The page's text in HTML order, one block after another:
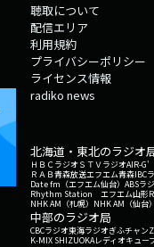
聴取について
配信エリア
利用規約
プライバシーポリシー
ライセンス情報
radiko news
北海道・東北のラジオ
ＨＢＣラジオＳＴＶラジオAIR-G'
ＲＡＢ青森放送エフエム青森IBC
Date fm（エフエム仙台） ABSラ
Rhythm Station エフエム山形
NHK AM（札幌） NHK AM（仙台
中部のラジオ局
CBCラジオ東海ラジオぎふチャン
K-MIX SHIZUOKAレディオキュー